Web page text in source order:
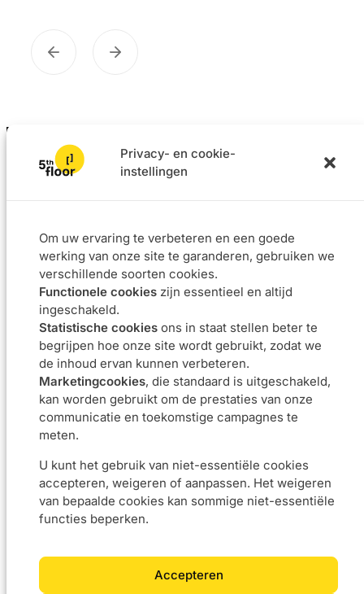
Privacy- en cookie-
instellingen
Om uw ervaring te verbeteren en een goede
werking van onze site te garanderen, gebruiken we
verschillende soorten cookies.
Functionele cookies zijn essentieel en altijd
ingeschakeld.
Statistische cookies ons in staat stellen beter te
begrijpen hoe onze site wordt gebruikt, zodat we
de inhoud ervan kunnen verbeteren.
Marketingcookies, die standaard is uitgeschakeld,
kan worden gebruikt om de prestaties van onze
communicatie en toekomstige campagnes te
meten.
U kunt het gebruik van niet-essentiële cookies
accepteren, weigeren of aanpassen. Het weigeren
van bepaalde cookies kan sommige niet-essentiële
functies beperken.
Accepteren
Oplossingen
L4F
Software
Data & BI
Agile coaching
UX
Projecten
Ons DNA
Over
Benadering
Verplichtingen
Carrière
Doe met ons
Vacatures
Vorstlaan 24 – 1170 Brussel info@5thfloor.be